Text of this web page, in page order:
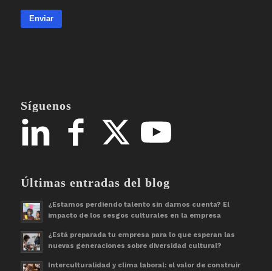
Enviar
Síguenos
Últimas entradas del blog
¿Estamos perdiendo talento sin darnos cuenta? El
impacto de los sesgos culturales en la empresa
¿Está preparada tu empresa para lo que esperan las
nuevas generaciones sobre diversidad cultural?
Interculturalidad y clima laboral: el valor de construir